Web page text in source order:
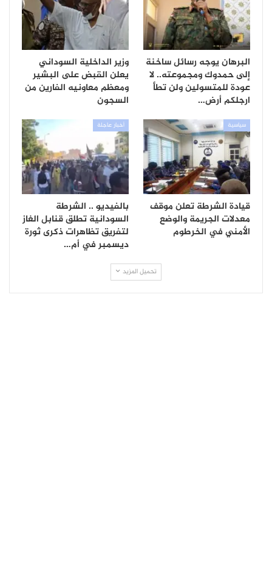
البرهان يوجه رسائل ساخنة
إلى حمدوك ومجموعته.. لا
عودة للمتسولين ولن تطأ
ارجلكم أرض…
وزير الداخلية السوداني
يعلن القبض على البشير
ومعظم معاونيه الفارين من
السجون
سياسية
قيادة الشرطة تعلن موقف
معدلات الجريمة والوضع
الأمني في الخرطوم
أخبار عاجلة
بالفيديو .. الشرطة
السودانية تطلق قنابل الغاز
لتفريق تظاهرات ذكرى ثورة
ديسمبر في أم…
تحميل المزيد